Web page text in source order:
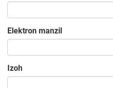
Elektron manzil
Izoh